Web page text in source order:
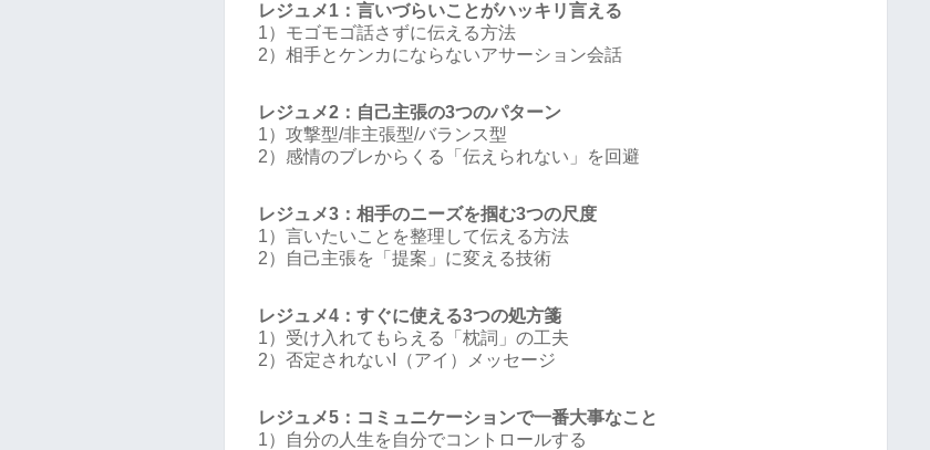
レジュメ1：言いづらいことがハッキリ言える
1）モゴモゴ話さずに伝える方法
2）相手とケンカにならないアサーション会話
レジュメ2：自己主張の3つのパターン
1）攻撃型/非主張型/バランス型
2）感情のブレからくる「伝えられない」を回避
レジュメ3：相手のニーズを掴む3つの尺度
1）言いたいことを整理して伝える方法
2）自己主張を「提案」に変える技術
レジュメ4：すぐに使える3つの処方箋
1）受け入れてもらえる「枕詞」の工夫
2）否定されないI（アイ）メッセージ
レジュメ5：コミュニケーションで一番大事なこと
1）自分の人生を自分でコントロールする